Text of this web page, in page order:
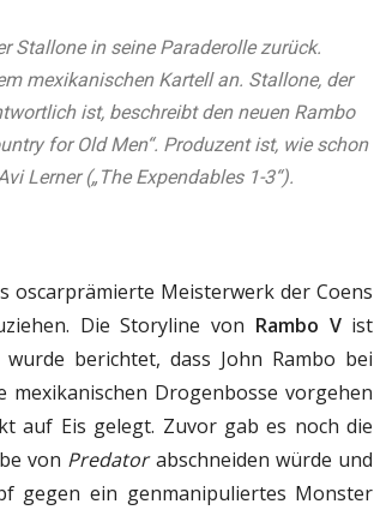
Stallone in seine Paraderolle zurück.
mexikanischen Kartell an. Stallone, der
ist, beschreibt den neuen Rambo
for Old Men“. Produzent ist, wie schon
Lerner („The Expendables 1-3“).
oscarprämierte Meisterwerk der Coens
Die Storyline von Rambo Vist
berichtet, dass John Rambo bei
mexikanischen Drogenbosse vorgehen
auf Eis gelegt. Zuvor gab es noch die
von Predatorabschneiden würde und
gegen ein genmanipuliertes Monster